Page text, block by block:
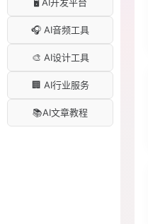
🎧 AI音频工具
🎨 AI设计工具
🏢 AI行业服务
📚AI文章教程